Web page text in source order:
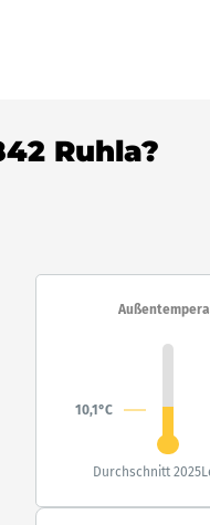
Ruhla?
10,1°C
Durchschnitt 2025